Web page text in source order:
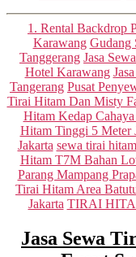
1. Rental Backdrop
Karawang Gudang
Tanggerang Jasa
Hotel Karawang
Tangerang Pusat
Tirai Hitam Dan Misty
Hitam Kedap
Hitam Tinggi 5 Meter
Jakarta sewa tirai
Hitam T7M Bahan
Parang Mampang
Tirai Hitam Area
Jakarta TIRAI
Jasa Sewa